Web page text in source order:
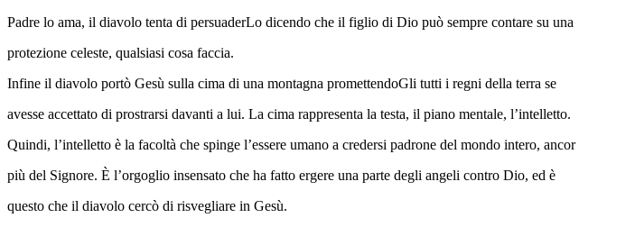
Padre lo ama, il diavolo tenta di persuaderLo dicendo che il figlio di Dio può sempre contare su una
protezione celeste, qualsiasi cosa faccia.
Infine il diavolo portò Gesù sulla cima di una montagna promettendoGli tutti i regni della terra se
avesse accettato di prostrarsi davanti a lui. La cima rappresenta la testa, il piano mentale, l’intelletto.
Quindi, l’intelletto è la facoltà che spinge l’essere umano a credersi padrone del mondo intero, ancor
più del Signore. È l’orgoglio insensato che ha fatto ergere una parte degli angeli contro Dio, ed è
questo che il diavolo cercò di risvegliare in Gesù.